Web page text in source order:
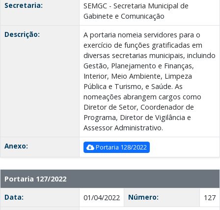
Secretaria:
SEMGC - Secretaria Municipal de
Gabinete e Comunicação
Descrição:
A portaria nomeia servidores para o
exercício de funções gratificadas em
diversas secretarias municipais, incluindo
Gestão, Planejamento e Finanças,
Interior, Meio Ambiente, Limpeza
Pública e Turismo, e Saúde. As
nomeações abrangem cargos como
Diretor de Setor, Coordenador de
Programa, Diretor de Vigilância e
Assessor Administrativo.
Anexo:
Portaria 128/2022
Portaria 127/2022
Data:
01/04/2022 Número:
127